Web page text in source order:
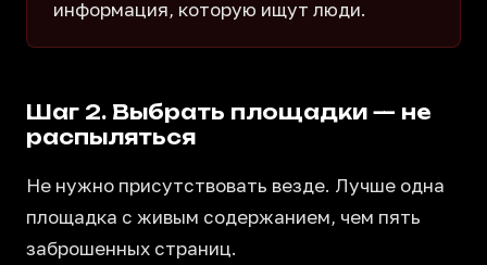
информация, которую ищут люди.
Шаг 2. Выбрать площадки — не
распыляться
Не нужно присутствовать везде. Лучше одна
площадка с живым содержанием, чем пять
заброшенных страниц.